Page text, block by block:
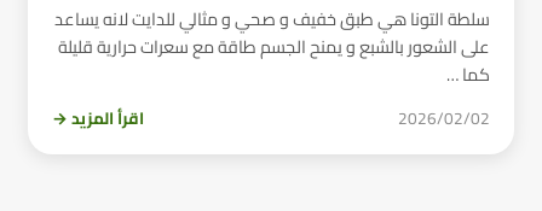
سلطة التونا هي طبق خفيف و صحي و مثالي للدايت لانه يساعد
على الشعور بالشبع و يمنح الجسم طاقة مع سعرات حرارية قليلة
كما …
2026/02/02 اقرأ المزيد →